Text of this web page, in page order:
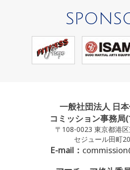
一般社団法人 日
コミッション事務局
〒108-0023 東京都港
セジュール田町
E-mail：